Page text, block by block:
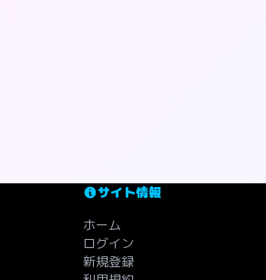
サイト情報
ホーム
ログイン
新規登録